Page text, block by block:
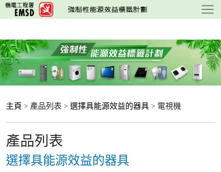
跳
至
要
內
容
主頁 > 產品列表 > 選擇具能源效益的器具 > 電視機
產品列表
選擇具能源效益的器具